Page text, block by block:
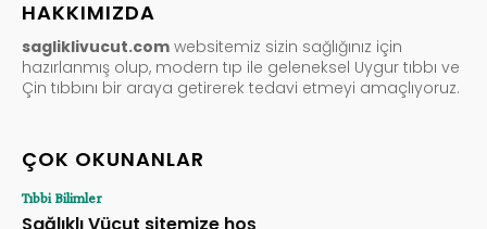
HAKKIMIZDA
sagliklivucut.com websitemiz sizin sağlığınız için
hazırlanmış olup, modern tıp ile geleneksel Uygur tıbbı ve
Çin tıbbını bir araya getirerek tedavi etmeyi amaçlıyoruz.
ÇOK OKUNANLAR
Tıbbi Bilimler